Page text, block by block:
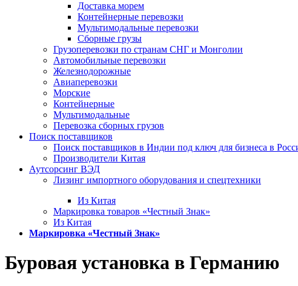
Доставка морем
Контейнерные перевозки
Мультимодальные перевозки
Сборные грузы
Грузоперевозки по странам СНГ и Монголии
Автомобильные перевозки
Железнодорожные
Авиаперевозки
Морские
Контейнерные
Мультимодальные
Перевозка сборных грузов
Поиск поставщиков
Поиск поставщиков в Индии под ключ для бизнеса в
Производители Китая
Аутсорсинг ВЭД
Лизинг импортного оборудования и спецтехники
Из Китая
Маркировка товаров «Честный Знак»
Из Китая
Маркировка «Честный Знак»
Буровая установка в Германию